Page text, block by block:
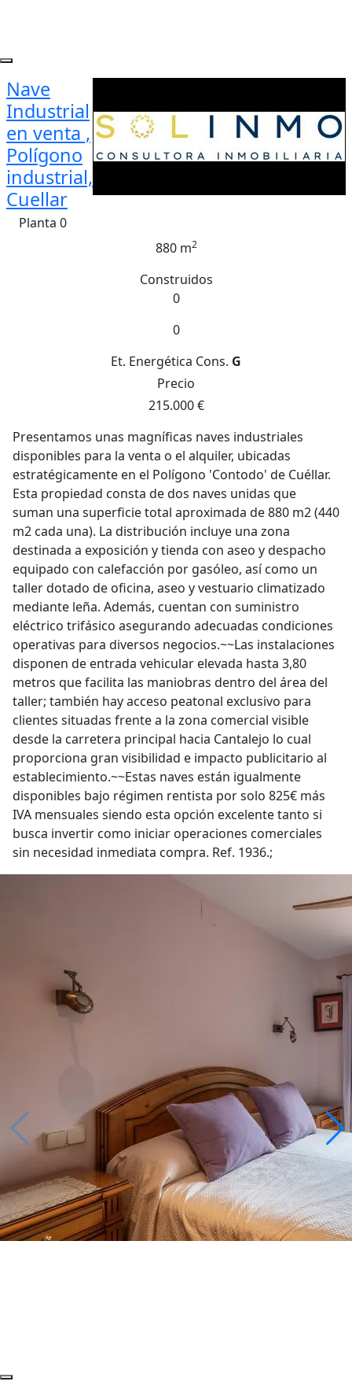
Nave
Industrial
en venta ,
Polígono
industrial,
Cuellar
Planta 0
880 m2
Construidos
0
0
Et. Energética Cons. G
Precio
215.000 €
Presentamos unas magníficas naves industriales
disponibles para la venta o el alquiler, ubicadas
estratégicamente en el Polígono 'Contodo' de Cuéllar.
Esta propiedad consta de dos naves unidas que
suman una superficie total aproximada de 880 m2 (440
m2 cada una). La distribución incluye una zona
destinada a exposición y tienda con aseo y despacho
equipado con calefacción por gasóleo, así como un
taller dotado de oficina, aseo y vestuario climatizado
mediante leña. Además, cuentan con suministro
eléctrico trifásico asegurando adecuadas condiciones
operativas para diversos negocios.~~Las instalaciones
disponen de entrada vehicular elevada hasta 3,80
metros que facilita las maniobras dentro del área del
taller; también hay acceso peatonal exclusivo para
clientes situadas frente a la zona comercial visible
desde la carretera principal hacia Cantalejo lo cual
proporciona gran visibilidad e impacto publicitario al
establecimiento.~~Estas naves están igualmente
disponibles bajo régimen rentista por solo 825€ más
IVA mensuales siendo esta opción excelente tanto si
busca invertir como iniciar operaciones comerciales
sin necesidad inmediata compra. Ref. 1936.;